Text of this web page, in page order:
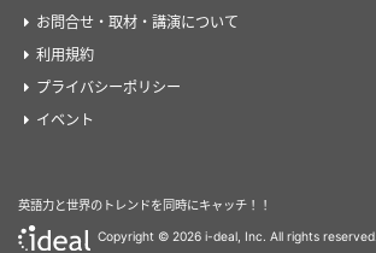
お問合せ・取材・講演について
利用規約
プライバシーポリシー
イベント
英語力と世界のトレンドを同時にキャッチ！！
Copyright © 2026 i-deal, Inc. All rights reserved.